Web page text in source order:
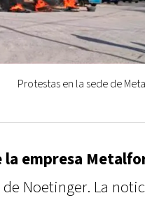
Protestas en la sede de
la empresa
Noetinger. La